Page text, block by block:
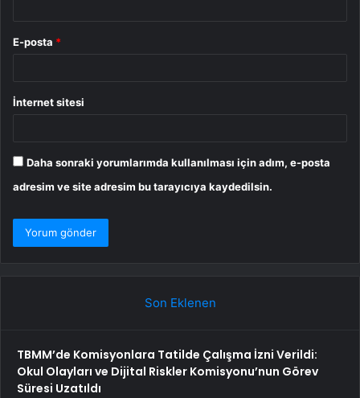
E-posta *
İnternet sitesi
Daha sonraki yorumlarımda kullanılması için adım, e-posta
adresim ve site adresim bu tarayıcıya kaydedilsin.
Son Eklenen
TBMM’de Komisyonlara Tatilde Çalışma İzni Verildi:
Okul Olayları ve Dijital Riskler Komisyonu’nun Görev
Süresi Uzatıldı